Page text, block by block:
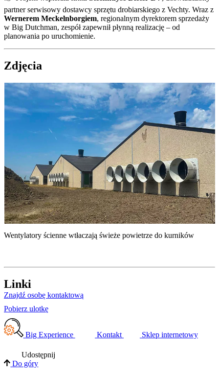
partner serwisowy dostawcy sprzętu drobiarskiego z Vechty. Wraz z
Wernerem Meckelnborgiem, regionalnym dyrektorem sprzedaży
w Big Dutchman, zespół zapewnił płynną realizację – od
planowania po uruchomienie.
Zdjęcia
Wentylatory ścienne wtłaczają świeże powietrze do kurników
Linki
Znajdź osobę kontaktową
Pobierz ulotkę
Big Experience Kontakt Sklep internetowy
Udostępnij
Do góry